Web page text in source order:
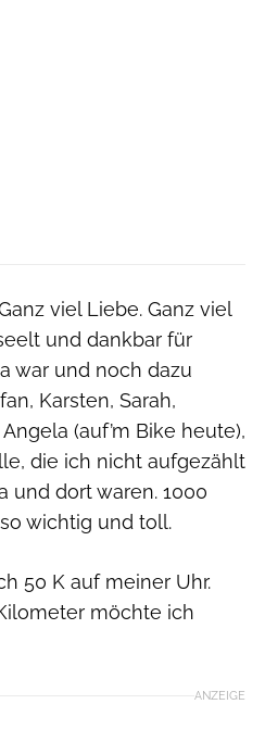
viel Liebe. Ganz viel
und dankbar für
war und noch dazu
Karsten, Sarah,
(auf’m Bike heute),
die ich nicht aufgezählt
und dort waren. 1000
wichtig und toll.
50 K auf meiner Uhr.
möchte ich
ANZEIGE